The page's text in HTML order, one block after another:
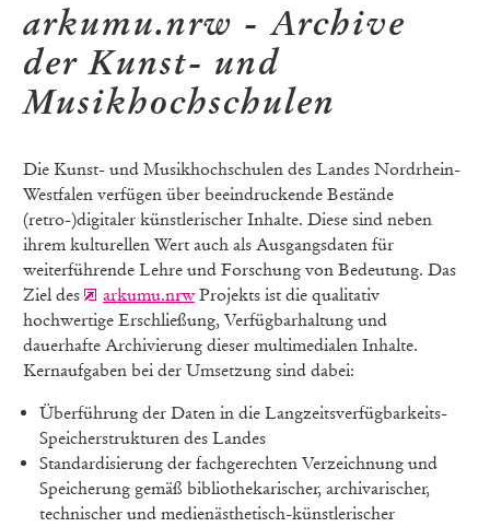
arkumu.nrw - Archive
der Kunst- und
Musikhochschulen
Die Kunst- und Musikhochschulen des Landes Nordrhein-
Westfalen verfügen über beeindruckende Bestände
(retro-)digitaler künstlerischer Inhalte. Diese sind neben
ihrem kulturellen Wert auch als Ausgangsdaten für
weiterführende Lehre und Forschung von Bedeutung. Das
Ziel des
arkumu.nrwProjekts ist die qualitativ
hochwertige Erschließung, Verfügbarhaltung und
dauerhafte Archivierung dieser multimedialen Inhalte.
Kernaufgaben bei der Umsetzung sind dabei:
Überführung der Daten in die Langzeitsverfügbarkeits-
Speicherstrukturen des Landes
Standardisierung der fachgerechten Verzeichnung und
Speicherung gemäß bibliothekarischer, archivarischer,
technischer und medienästhetisch-künstlerischer